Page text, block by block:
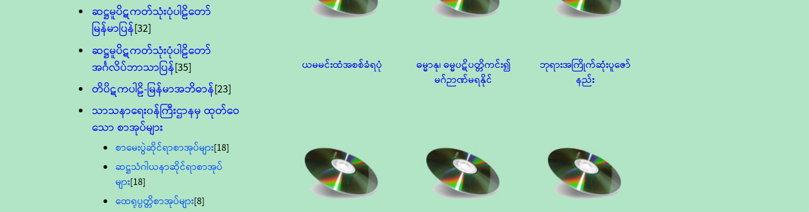
ဆဋ္ဌမူပိဋကတ်သုံးပုံပါဠိတော်
မြန်မာပြန်[32]
ဆဋ္ဌမူပိဋကတ်သုံးပုံပါဠိတော်
အင်္ဂလိပ်ဘာသာပြန်[35]
တိပိဋကပါဠိ-မြန်မာအဘိဓာန်[23]
သာသနာရေး၀န်ကြီးဌာနမှ ထုတ်ဝေ
သော စာအုပ်များ
စာမေးပွဲဆိုင်ရာစာအုပ်များ[18]
ဆဋ္ဌသံဂါယနာဆိုင်ရာစာအုပ်
များ[18]
ထေရုပ္ပတ္တိစာအုပ်များ[8]
ယမမင်းထံအစစ်ခံရပုံ
ဓမ္မာနု၊ ဓမ္မပဋိပတ္တိကင်း၍
မဂ်ဉာဏ်မရနိုင်
ဘုရားအကြိုက်ဆုံးပူဇော်
နည်း